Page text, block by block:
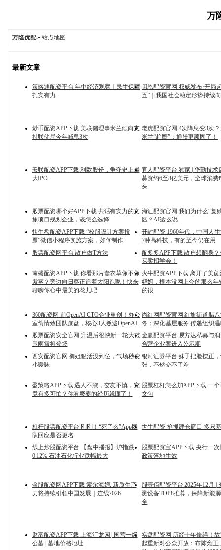
万
万隆优配» 站点地图
最新文章
策略通配资平台 年中经济观察｜民生保障
扎实有力
贝恩配资官网 权威发布·开局
五”｜我国社会稳定形势持续
炒币配资APP下载 美联储理事米兰倾向支
持联储局今年减息3次
老虎配资官网 4次降息变3次
米兰“趋鹰”：通胀更顽固了！
安联配资APP下载 利欧股份，争夺史上最
大IPO
宜人配资平台 独家 | 华勤技术
募资约6至8亿美元，全球消费
头
股票配资哪个好APP下载 共话有实力的文
旅项目规划企业，该怎么选择
海证配资官网 我们为什么“复
区？AI这么说
快牛盘配资APP下载 “校服设计方案投
票”微信小程序实施方案，如何制作
开封配资 1960年代，中国人
7种高科技，有的至今仍在用
股票配资网平台 散户做T方法
配多多APP下载 散户想翻身？
买卖招学会！
南盛配资APP下载 你看那片薰衣草像不像
紫雾？旁边向日葵正追着太阳跑呢！快来
聊聊你心中最美的花儿吧
火牛配资APP下载 离开了美
妈妈，根本没网上夸的那么年
的很
360配资网 前OpenAI CTO企业重创！办公
室偷情致团队崩盘，核心3人叛逃OpenAI
尚红网配资官网 红旗街道腊
冬：深化基层服务 传递组织
股票配资安全官网 升温后很快新一轮大范
围雨雪将登场
金赢配资平台 易方达私募与
合营企业案进入公示期
西安配资官网 御姐狠活没到位，气场秒变
小暧昧
银河证券平台 妹子把脸摆正
张，不然交不了差
盈策略APP下载 遇人不淑，交友不慎，究
竟有多可怕？你看窦婴的经历就懂了！
股票杠杆怎么加APP下载 一
文包
杠杆股票配资平台 刚刚！“死了么”App团
队回应是否更名
世牛配资 抢抓建仓窗口 多只
线上炒股配资平台 【盘中播报】沪指跌
0.12% 石油石化行业跌幅最大
股票配资宝APP下载 央行一
政策落地生效
金股配资网APP下载 索尔海姆: 新质生产
力将持续引领中国发展｜连线2026
股壹佰配资平台 2025年12月 |
测设备TOP8推荐，保障新能
全
财富配资APP下载 上海汇龙园 | 国营一级
公墓 | 墓地价格地址
实盘配资网 历经十年修缮！
起重新对公众开放：布陈雍正